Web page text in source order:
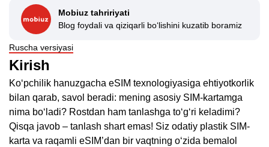
Mobiuz tahririyati
Blog foydali va qiziqarli bo‘lishini kuzatib boramiz
Ruscha versiyasi
Kirish
Ko‘pchilik hanuzgacha eSIM texnologiyasiga ehtiyotkorlik
bilan qarab, savol beradi: mening asosiy SIM-kartamga
nima bo‘ladi? Rostdan ham tanlashga to‘g‘ri keladimi?
Qisqa javob – tanlash shart emas! Siz odatiy plastik SIM-
karta va raqamli eSIM’dan bir vaqtning o‘zida bemalol